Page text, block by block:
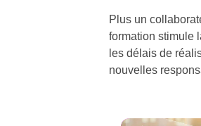
Plus un
formation stimule
les délais de
nouvelles